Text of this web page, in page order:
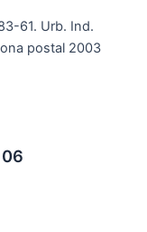
61. Urb. Ind.
postal 2003